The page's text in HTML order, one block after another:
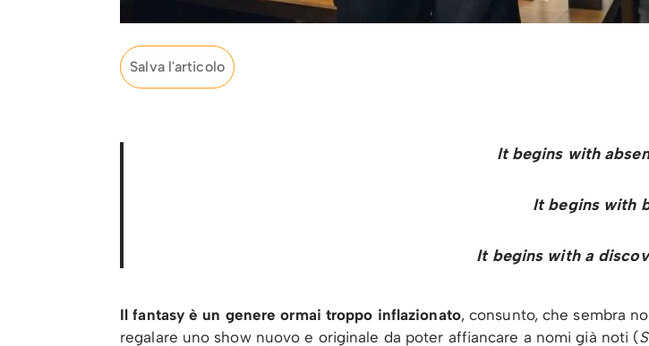
Salva l'articolo
It begins with
It begins with
It begins with a
Il fantasy è un genere ormai troppo inflazionato, consunto, che sembra
regalare uno show nuovo e originale da poter affiancare a nomi già noti (